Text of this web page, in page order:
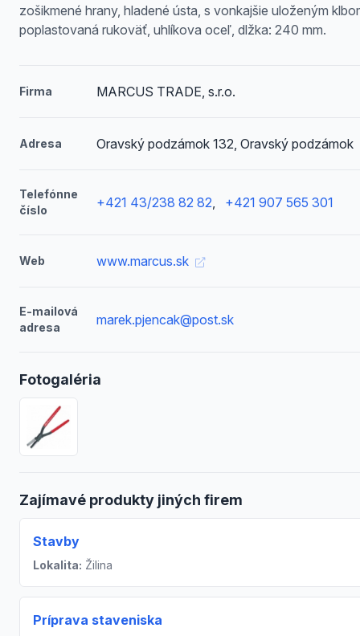
zošikmené hrany, hladené ústa, s vonkajšie uloženým
poplastovaná rukoväť, uhlíkova oceľ, dlžka: 240 mm.
Firma MARCUS TRADE, s.r.o.
Adresa Oravský podzámok 132, Oravský podzámok
Telefónne
číslo
+421 43/238 82 82, +421 907 565 301
Web www.marcus.sk
E-mailová
adresa
marek.pjencak@post.sk
Fotogaléria
Zajímavé produkty jiných firem
Stavby
Lokalita: Žilina
Príprava staveniska